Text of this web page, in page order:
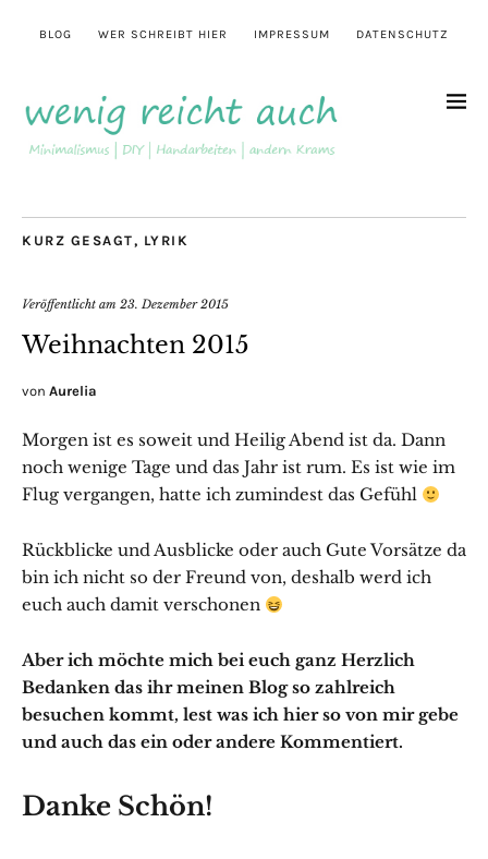
BLOG WER SCHREIBT HIER IMPRESSUM DATENSCHUTZ
KURZ GESAGT, LYRIK
Veröffentlicht am 23. Dezember 2015
Weihnachten 2015
von Aurelia
Morgen ist es soweit und Heilig Abend ist da. Dann
noch wenige Tage und das Jahr ist rum. Es ist wie im
Flug vergangen, hatte ich zumindest das Gefühl
Rückblicke und Ausblicke oder auch Gute Vorsätze da
bin ich nicht so der Freund von, deshalb werd ich
euch auch damit verschonen
Aber ich möchte mich bei euch ganz Herzlich
Bedanken das ihr meinen Blog so zahlreich
besuchen kommt, lest was ich hier so von mir gebe
und auch das ein oder andere Kommentiert.
Danke Schön!